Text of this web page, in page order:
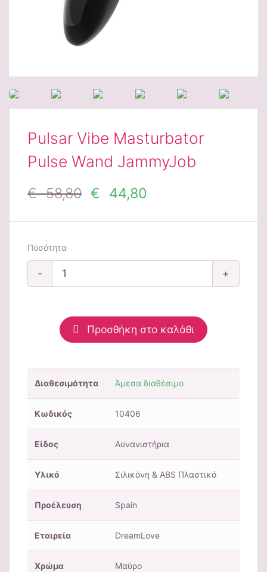
Pulsar Vibe Masturbator
Pulse Wand JammyJob
€ 58,80 € 44,80
Ποσότητα
- +
Προσθήκη στο καλάθι
Διαθεσιμότητα Άμεσα διαθέσιμο
Κωδικός 10406
Είδος Αυνανιστήρια
Υλικό Σιλικόνη & ABS Πλαστικό
Προέλευση Spain
Εταιρεία DreamLove
Χρώμα Μαύρo